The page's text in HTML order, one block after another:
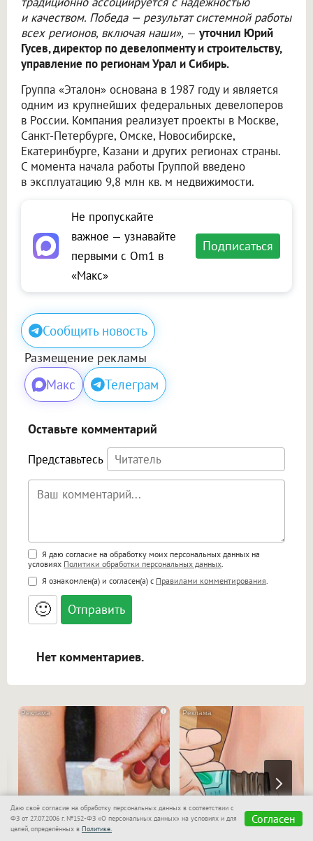
и качеством. Победа — результат системной работы
всех регионов, включая наши», — уточнил Юрий
Гусев, директор по девелопменту и строительству,
управление по регионам Урал и Сибирь.
Группа «Эталон» основана в 1987 году и является
одним из крупнейших федеральных девелоперов
в России. Компания реализует проекты в Москве,
Санкт-Петербурге, Омске, Новосибирске,
Екатеринбурге, Казани и других регионах страны.
С момента начала работы Группой введено
в эксплуатацию 9,8 млн кв. м недвижимости.
Не пропускайте
важное — узнавайте
первыми с Om1 в
«Макс»
Подписаться
Сообщить новость
Размещение рекламы
Макс Телеграм
Оставьте комментарий
Представьтесь
Поддержка HTML
<b>, <strong>, <u>, <i>, <em>, <s>, <big>,
<small>, <sup>, <sub>, <pre>, <ul>, <ol>, <li>,
<blockquote>, <code> экранирует HTML,
адреса URL автоматически становятся
ссылками, и [img]адрес[/img] будет
Я даю согласие на обработку моих персональных данных на
условиях Политики обработки персональных данных.
Я ознакомлен(а) и согласен(а) с Правилами комментирования.
🙂
Нет комментариев.
i
Даю своё согласие на обработку персональных данных в соответствии с
ФЗ от 27.07.2006 г. №152-ФЗ «О персональных данных» на условиях и для
целей, определённых в Политике.
Согласен